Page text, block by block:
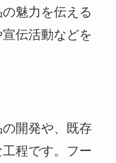
魅力を伝える
伝活動などを
開発や、既存
程です。フー